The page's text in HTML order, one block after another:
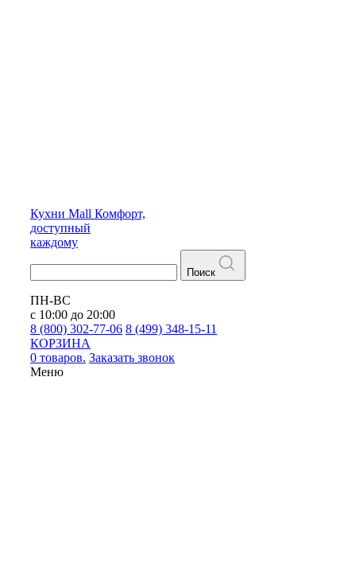
Кухни Mall Комфорт,
доступный
каждому
Поиск
ПН-ВС
с 10:00 до 20:00
8 (800) 302-77-06 8 (499) 348-15-11
КОРЗИНА
0 товаров. Заказать звонок
Меню